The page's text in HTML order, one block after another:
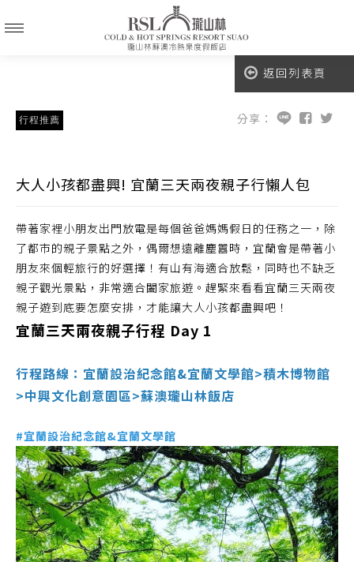
返回列表頁
行程推薦 分享：
大人小孩都盡興! 宜蘭三天兩夜親子行懶人包
帶著家裡小朋友出門放電是每個爸爸媽媽假日的任務之一，除
了都市的親子景點之外，偶爾想遠離塵囂時，宜蘭會是帶著小
朋友來個輕旅行的好選擇！有山有海適合放鬆，同時也不缺乏
親子觀光景點，非常適合闔家旅遊。趕緊來看看宜蘭三天兩夜
親子遊到底要怎麼安排，才能讓大人小孩都盡興吧！
宜蘭三天兩夜親子行程 Day 1
行程路線：宜蘭設治紀念館&宜蘭文學館>積木博物館
>中興文化創意園區>蘇澳瓏山林飯店
#宜蘭設治紀念館&宜蘭文學館